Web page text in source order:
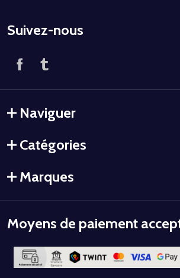
Suivez-nous
Naviguer
Catégories
Marques
Moyens de paiement